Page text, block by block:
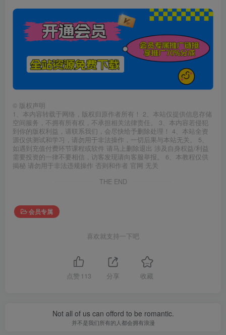
© 版权声明
1、本内容转载于网络，版权归原作者所有！ 2、本站仅提供信息存储
空间服务，不拥有所有权，不承担相关法律责任。 3、本内容若侵犯
到你的版权利益，请联系我们，会尽快给予删除处理！ 4、本站全资
源仅供测试和学习，请勿用于非法操作，一切后果与本站无关。 5、
如遇到充值付费环节课程或软件 请马上删除退出 涉及自身权益/利益
需要投资的一律不要相信，访客发现请向客服举报。 6、本教程仅供
揭秘 请勿用于非法违规操作 否则和作者 官网 无关
THE END
会员专属
喜欢就支持一下吧
点赞 113 分享 收藏
Not all of us can offord to be romantic.
并不是我们所有的人都会拥有浪漫